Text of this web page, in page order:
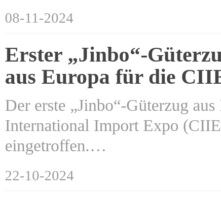
08-11-2024
Erster „Jinbo“-
aus Europa für die
Der erste „Jinbo“-Güterzug
International Import Expo
eingetroffen.…
22-10-2024